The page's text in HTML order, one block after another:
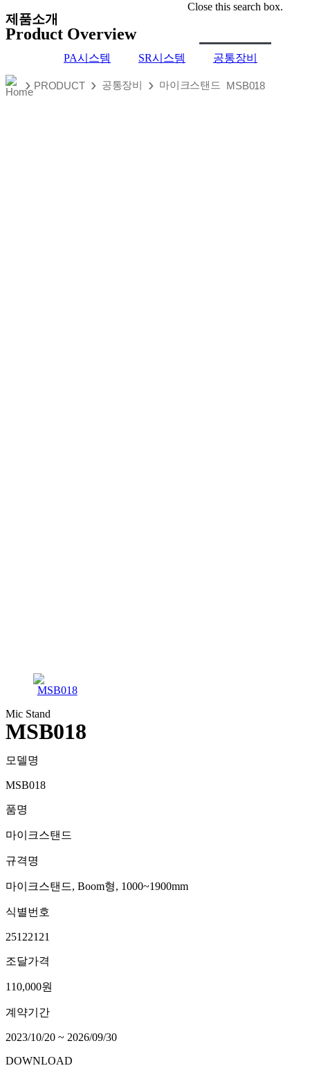
Close this search box.
제품소개
Product Overview
PA시스템 SR시스템 공통장비
› PRODUCT › 공통장비 › 마이크스탠드 MSB018
Mic Stand
MSB018
모델명
MSB018
품명
마이크스탠드
규격명
마이크스탠드, Boom형, 1000~1900mm
식별번호
25122121
조달가격
110,000원
계약기간
2023/10/20 ~ 2026/09/30
DOWNLOAD